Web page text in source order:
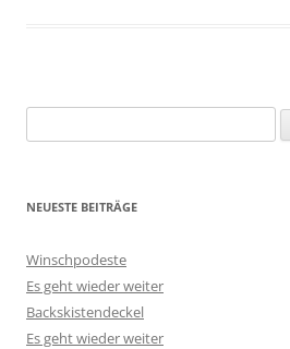
nach:
NEUESTE BEITRÄGE
Winschpodeste
Es geht wieder weiter
Backskistendeckel
Es geht wieder weiter